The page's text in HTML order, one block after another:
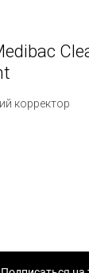
корректор